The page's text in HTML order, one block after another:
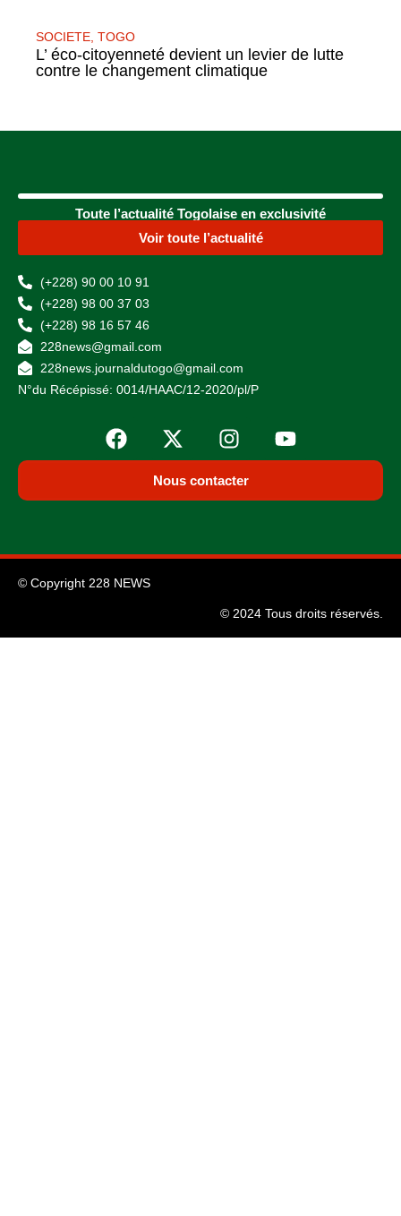
SOCIETE TOGO
L’ éco-citoyenneté devient un levier de lutte
contre le changement climatique
Toute l’actualité Togolaise en exclusivité
Voir toute l’actualité
(+228) 90 00 10 91
(+228) 98 00 37 03
(+228) 98 16 57 46
228news@gmail.com
228news.journaldutogo@gmail.com
N°du Récépissé: 0014/HAAC/12-2020/pl/P
Nous contacter
© Copyright 228 NEWS
© 2024 Tous droits réservés.